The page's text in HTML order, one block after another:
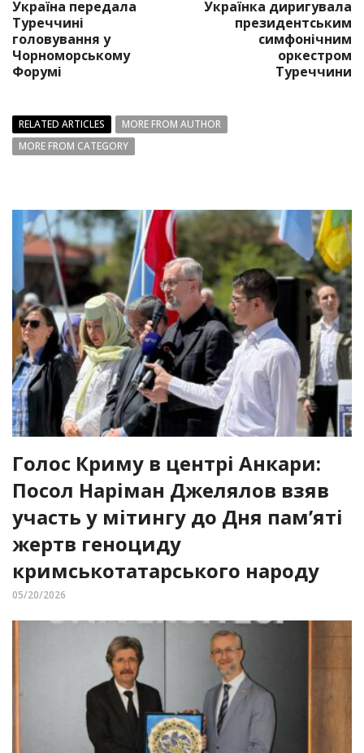
Україна передала
Туреччині
головування у
Чорноморському
Форумі
Українка диригувала
президентським
симфонічним
оркестром
Туреччини
RELATED ARTICLES
MORE FROM AUTHOR
MORE FROM CATEGORY
Голос Криму в центрі Анкари:
Посол Наріман Джелялов взяв
участь у мітингу до Дня пам’яті
жертв геноциду
кримськотатарського народу
05/20/2026